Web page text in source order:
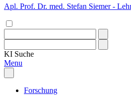
Apl. Prof. Dr. med. Stefan Siemer -
KI Suche
Menu
Forschung